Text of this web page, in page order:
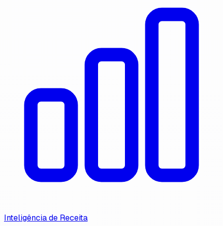
Inteligência de Receita